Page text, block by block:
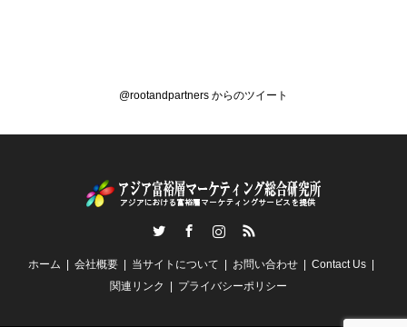
@rootandpartners からのツイート
RSS
ホーム 会社概要 当サイトについて お問い合わせ
Contact Us
関連リンク
プライバシーポリシー